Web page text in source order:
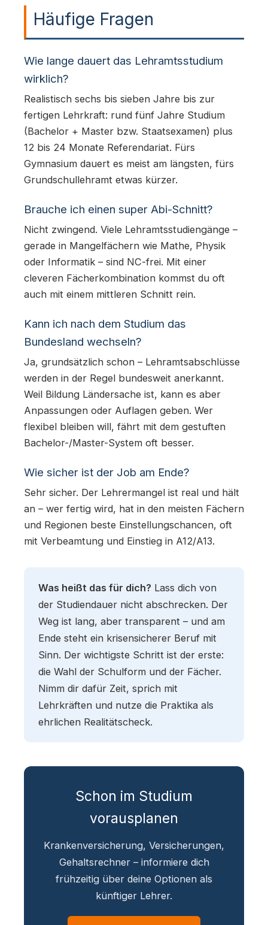
Häufige Fragen
Wie lange dauert das Lehramtsstudium
wirklich?
Realistisch sechs bis sieben Jahre bis zur
fertigen Lehrkraft: rund fünf Jahre Studium
(Bachelor + Master bzw. Staatsexamen) plus
12 bis 24 Monate Referendariat. Fürs
Gymnasium dauert es meist am längsten, fürs
Grundschullehramt etwas kürzer.
Brauche ich einen super Abi-Schnitt?
Nicht zwingend. Viele Lehramtsstudiengänge –
gerade in Mangelfächern wie Mathe, Physik
oder Informatik – sind NC-frei. Mit einer
cleveren Fächerkombination kommst du oft
auch mit einem mittleren Schnitt rein.
Kann ich nach dem Studium das
Bundesland wechseln?
Ja, grundsätzlich schon – Lehramtsabschlüsse
werden in der Regel bundesweit anerkannt.
Weil Bildung Ländersache ist, kann es aber
Anpassungen oder Auflagen geben. Wer
flexibel bleiben will, fährt mit dem gestuften
Bachelor-/Master-System oft besser.
Wie sicher ist der Job am Ende?
Sehr sicher. Der Lehrermangel ist real und hält
an – wer fertig wird, hat in den meisten Fächern
und Regionen beste Einstellungschancen, oft
mit Verbeamtung und Einstieg in A12/A13.
Was heißt das für dich? Lass dich von
der Studiendauer nicht abschrecken. Der
Weg ist lang, aber transparent – und am
Ende steht ein krisensicherer Beruf mit
Sinn. Der wichtigste Schritt ist der erste:
die Wahl der Schulform und der Fächer.
Nimm dir dafür Zeit, sprich mit
Lehrkräften und nutze die Praktika als
ehrlichen Realitätscheck.
Schon im Studium
vorausplanen
Krankenversicherung, Versicherungen,
Gehaltsrechner – informiere dich
frühzeitig über deine Optionen als
künftiger Lehrer.